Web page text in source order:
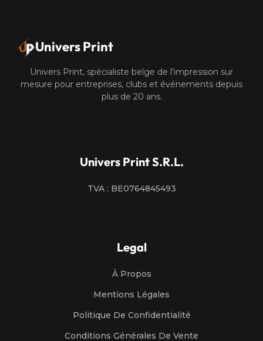
Univers Print
Univers Print, spécialiste belge de l’impression sur
mesure pour entreprises, clubs et événements depuis
plus de 20 ans.
Univers Print S.R.L.
TVA : BE0764845493
Legal
À Propos
Mentions Légales
Politique De Confidentialité
Conditions Générales De Vente